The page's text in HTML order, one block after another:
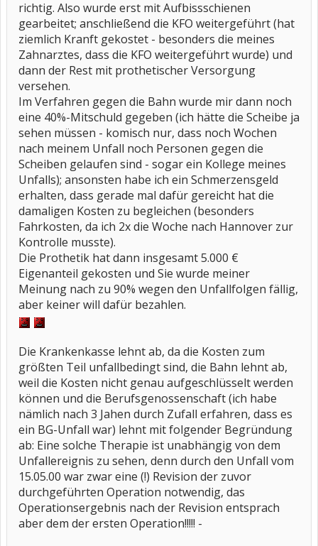
richtig. Also wurde erst mit Aufbissschienen
gearbeitet; anschließend die KFO weitergeführt (hat
ziemlich Kranft gekostet - besonders die meines
Zahnarztes, dass die KFO weitergeführt wurde) und
dann der Rest mit prothetischer Versorgung
versehen.
Im Verfahren gegen die Bahn wurde mir dann noch
eine 40%-Mitschuld gegeben (ich hätte die Scheibe ja
sehen müssen - komisch nur, dass noch Wochen
nach meinem Unfall noch Personen gegen die
Scheiben gelaufen sind - sogar ein Kollege meines
Unfalls); ansonsten habe ich ein Schmerzensgeld
erhalten, dass gerade mal dafür gereicht hat die
damaligen Kosten zu begleichen (besonders
Fahrkosten, da ich 2x die Woche nach Hannover zur
Kontrolle musste).
Die Prothetik hat dann insgesamt 5.000 €
Eigenanteil gekosten und Sie wurde meiner
Meinung nach zu 90% wegen den Unfallfolgen fällig,
aber keiner will dafür bezahlen.
Die Krankenkasse lehnt ab, da die Kosten zum
größten Teil unfallbedingt sind, die Bahn lehnt ab,
weil die Kosten nicht genau aufgeschlüsselt werden
können und die Berufsgenossenschaft (ich habe
nämlich nach 3 Jahen durch Zufall erfahren, dass es
ein BG-Unfall war) lehnt mit folgender Begründung
ab: Eine solche Therapie ist unabhängig von dem
Unfallereignis zu sehen, denn durch den Unfall vom
15.05.00 war zwar eine (!) Revision der zuvor
durchgeführten Operation notwendig, das
Operationsergebnis nach der Revision entsprach
aber dem der ersten Operation!!!!! -